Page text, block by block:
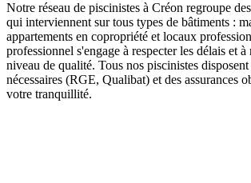
Notre réseau de piscinistes à Créon regroupe
qui interviennent sur tous types de bâtiments :
appartements en copropriété et locaux
professionnel s'engage à respecter les délais et
niveau de qualité. Tous nos piscinistes
nécessaires (RGE, Qualibat) et des assurances
votre tranquillité.